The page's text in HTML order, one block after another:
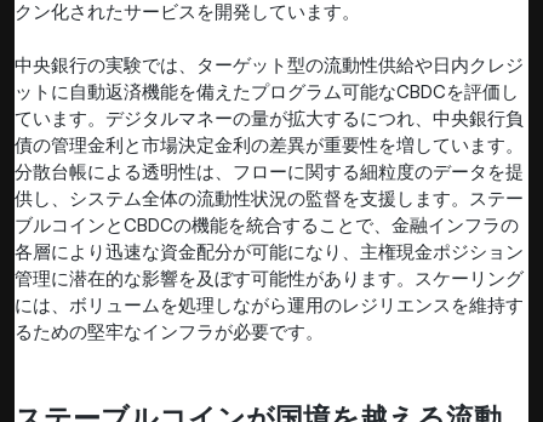
クン化されたサービスを開発しています。
中央銀行の実験では、ターゲット型の流動性供給や日内クレジ
ットに自動返済機能を備えたプログラム可能なCBDCを評価し
ています。デジタルマネーの量が拡大するにつれ、中央銀行負
債の管理金利と市場決定金利の差異が重要性を増しています。
分散台帳による透明性は、フローに関する細粒度のデータを提
供し、システム全体の流動性状況の監督を支援します。ステー
ブルコインとCBDCの機能を統合することで、金融インフラの
各層により迅速な資金配分が可能になり、主権現金ポジション
管理に潜在的な影響を及ぼす可能性があります。スケーリング
には、ボリュームを処理しながら運用のレジリエンスを維持す
るための堅牢なインフラが必要です。